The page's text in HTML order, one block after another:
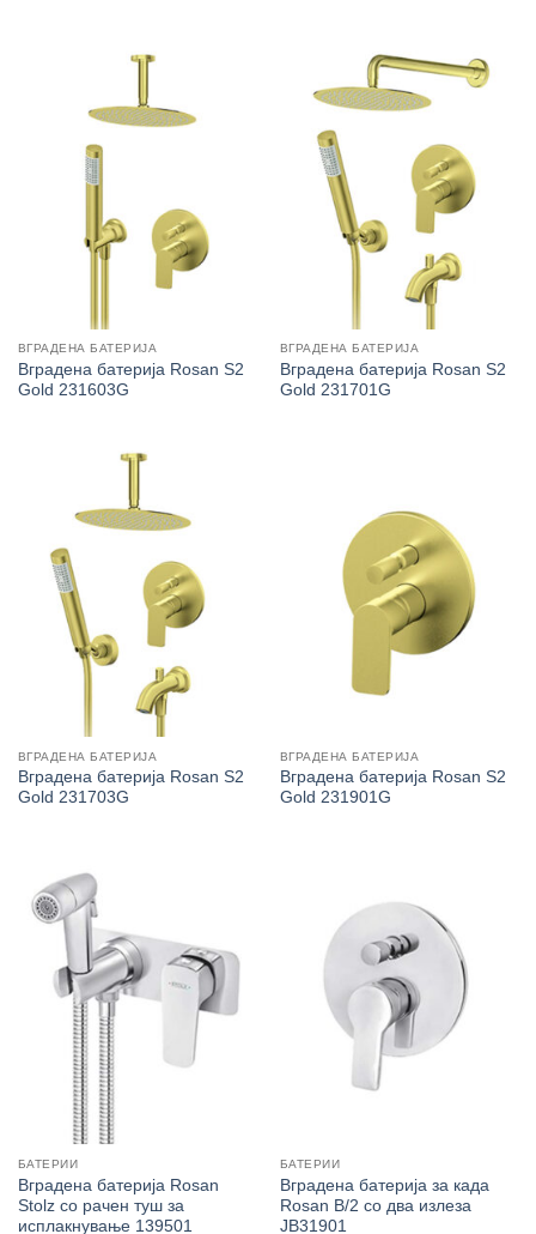
ВГРАДЕНА БАТЕРИЈА
Вградена батерија Rosan S2
Gold 231603G
ВГРАДЕНА БАТЕРИЈА
Вградена батерија Rosan S2
Gold 231701G
ВГРАДЕНА БАТЕРИЈА
Вградена батерија Rosan S2
Gold 231703G
ВГРАДЕНА БАТЕРИЈА
Вградена батерија Rosan S2
Gold 231901G
БАТЕРИИ
Вградена батерија Rosan
Stolz со рачен туш за
исплакнување 139501
БАТЕРИИ
Вградена батерија за када
Rosan B/2 со два излеза
JB31901